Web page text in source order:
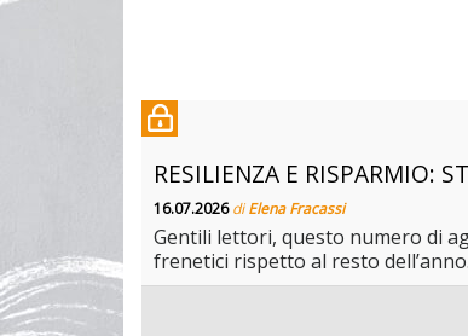
RESILIENZA E RISPARMIO:
16.07.2026diElena Fracassi
Gentili lettori, questo numero di
frenetici rispetto al resto